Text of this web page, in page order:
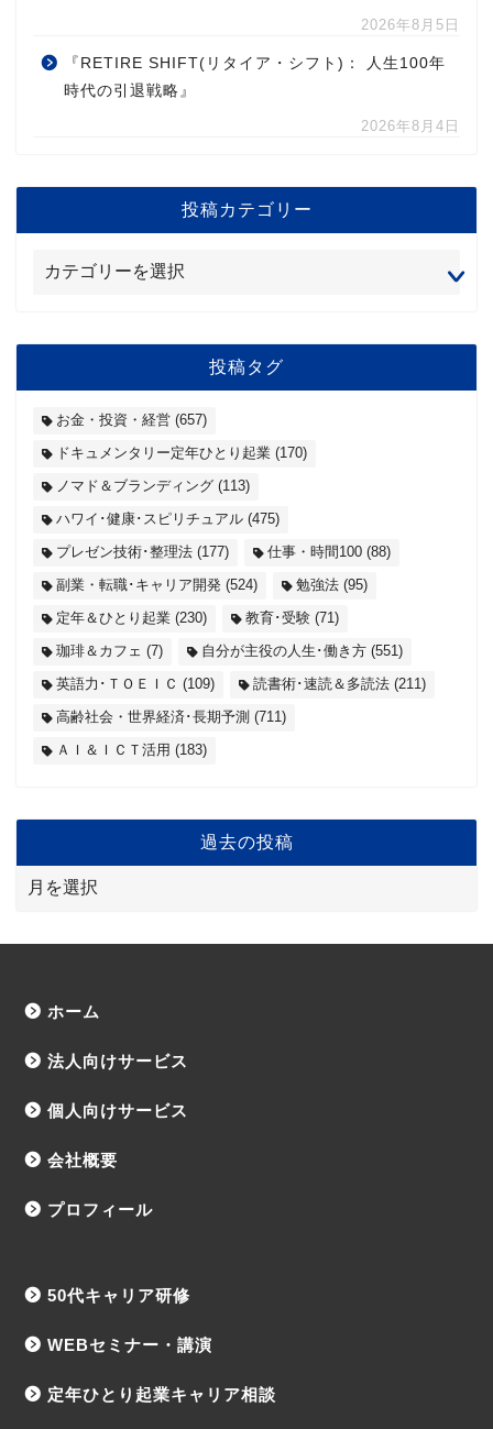
2026年8月5日
『RETIRE SHIFT(リタイア・シフト)： 人生100年
時代の引退戦略』
2026年8月4日
投稿カテゴリー
投稿タグ
お金・投資・経営 (657)
ドキュメンタリー定年ひとり起業 (170)
ノマド＆ブランディング (113)
ハワイ･健康･スピリチュアル (475)
プレゼン技術･整理法 (177) 仕事・時間100 (88)
副業・転職･キャリア開発 (524) 勉強法 (95)
定年＆ひとり起業 (230) 教育･受験 (71)
珈琲＆カフェ (7) 自分が主役の人生･働き方 (551)
英語力･ＴＯＥＩＣ (109) 読書術･速読＆多読法 (211)
高齢社会・世界経済･長期予測 (711)
ＡＩ＆ＩＣＴ活用 (183)
過去の投稿
ホーム
法人向けサービス
個人向けサービス
会社概要
プロフィール
50代キャリア研修
WEBセミナー・講演
定年ひとり起業キャリア相談